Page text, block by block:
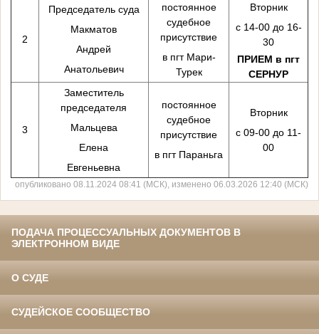
2
Председатель суда
Макматов
Андрей
Анатольевич
постоянное
судебное
присутствие
в пгт Мари-
Турек
Вторник
с 14-00 до 16-
30
ПРИЕМ в пгт
СЕРНУР
3
Заместитель
председателя
Мальцева
Елена
Евгеньевна
постоянное
судебное
присутствие
в пгт Параньга
Вторник
с 09-00 до 11-
00
опубликовано 08.11.2024 08:41 (МСК), изменено 06.03.2026 12:40 (МСК)
ПОДАЧА ПРОЦЕССУАЛЬНЫХ ДОКУМЕНТОВ В
ЭЛЕКТРОННОМ ВИДЕ
О СУДЕ
СУДЕЙСКОЕ СООБЩЕСТВО